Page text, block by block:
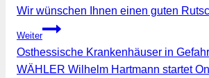
Wir wünschen Ihnen einen guten
Weiter
Osthessische Krankenhäuser in
WÄHLER Wilhelm Hartmann startet